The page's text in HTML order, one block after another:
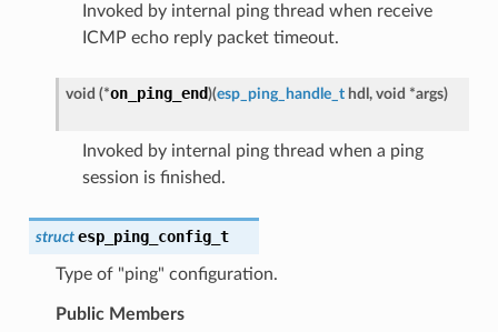
Invoked by internal ping thread when receive
ICMP echo reply packet timeout.
void (*on_ping_end)(esp_ping_handle_t hdl , void *args)
Invoked by internal ping thread when a ping
session is finished.
struct esp_ping_config_t
Type of "ping" configuration.
Public Members